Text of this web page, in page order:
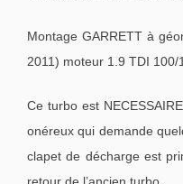
Montage GARRETT à
2011) moteur 1.9 TDI 100/
Ce turbo est
onéreux qui demande
clapet de décharge est